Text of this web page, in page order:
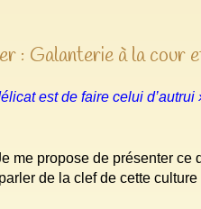
: Galanterie à la cour
est de faire celui d’autrui
me propose de présenter
de la clef de cette